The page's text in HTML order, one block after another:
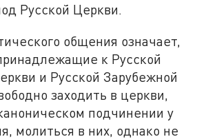
Русской Церкви.
общения означает,
к Русской
и Русской Зарубежной
заходить в церкви,
подчинении у
молиться в них, однако не